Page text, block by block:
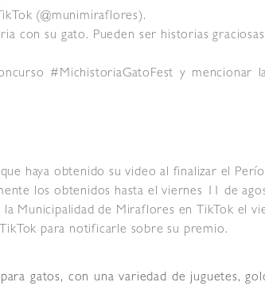
(@munimiraflores).
con su gato. Pueden ser historias
#MichistoriaGatoFest y mencionar
haya obtenido su video al finalizar el
los obtenidos hasta el viernes 11 de
Municipalidad de Miraflores en TikTok el
para notificarle sobre su premio.
gatos, con una variedad de juguetes,